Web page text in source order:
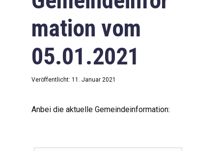
mation vom
05.01.2021
Veröffentlicht: 11. Januar 2021
Anbei die aktuelle Gemeindeinformation: